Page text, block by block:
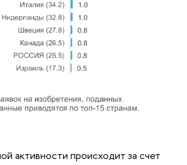
активности происходит за счет